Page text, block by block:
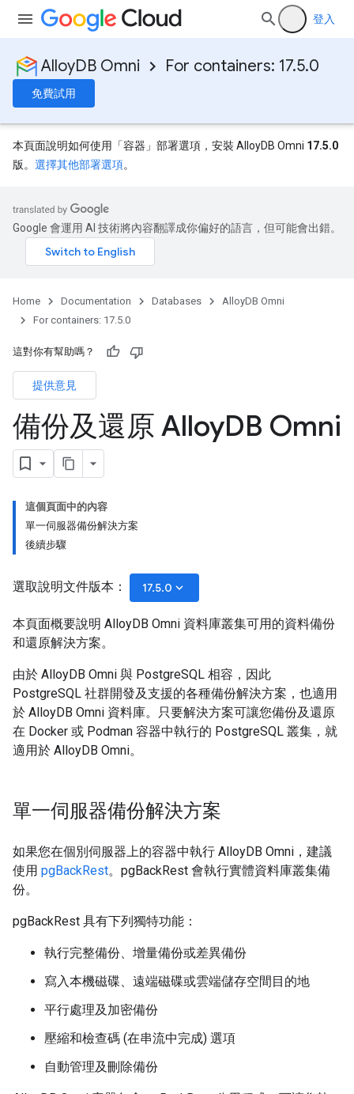
登入
AlloyDB Omni For containers: 17.5.0
免費試用
本頁面說明如何使用「容器」 部署選項，安裝 AlloyDB Omni 17.5.0
版。 選擇其他部署選項。
Google 會運用 AI 技術將內容翻譯成你偏好的語言，但可能會出錯。
Home Documentation Databases
AlloyDB Omni
For containers: 17.5.0
這對你有幫助嗎？
提供意見
備份及還原 AlloyDB Omni
這個頁面中的內容
單一伺服器備份解決方案
後續步驟
選取說明文件版本： 17.5.0 keyboard_arrow_down
本頁面概要說明 AlloyDB Omni 資料庫叢集可用的資料備份
和還原解決方案。
由於 AlloyDB Omni 與 PostgreSQL 相容，因此
PostgreSQL 社群開發及支援的各種備份解決方案，也適用
於 AlloyDB Omni 資料庫。只要解決方案可讓您備份及還原
在 Docker 或 Podman 容器中執行的 PostgreSQL 叢集，就
適用於 AlloyDB Omni。
單一伺服器備份解決方案
如果您在個別伺服器上的容器中執行 AlloyDB Omni，建議
使用 pgBackRest。pgBackRest 會執行實體資料庫叢集備
份。
pgBackRest 具有下列獨特功能：
執行完整備份、增量備份或差異備份
寫入本機磁碟、遠端磁碟或雲端儲存空間目的地
平行處理及加密備份
壓縮和檢查碼 (在串流中完成) 選項
自動管理及刪除備份